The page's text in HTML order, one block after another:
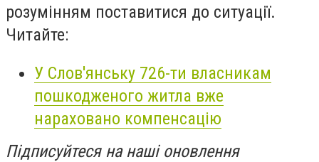
розумінням поставитися до ситуації.
Читайте:
У Слов'янську 726-ти власникам
пошкодженого житла вже
нараховано компенсацію
Підписуйтеся на наші оновлення